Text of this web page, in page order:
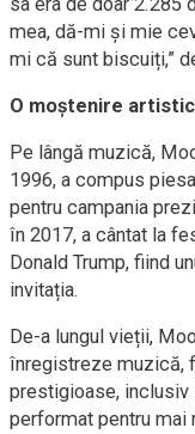
mea, dă-mi și mie
mi că sunt biscuiți,”
O moștenire
Pe lângă muzică,
1996, a compus
pentru campania
în 2017, a cântat la
Donald Trump, fiind
invitația.
De-a lungul vieții,
înregistreze muzică,
prestigioase, inclusiv
performat pentru